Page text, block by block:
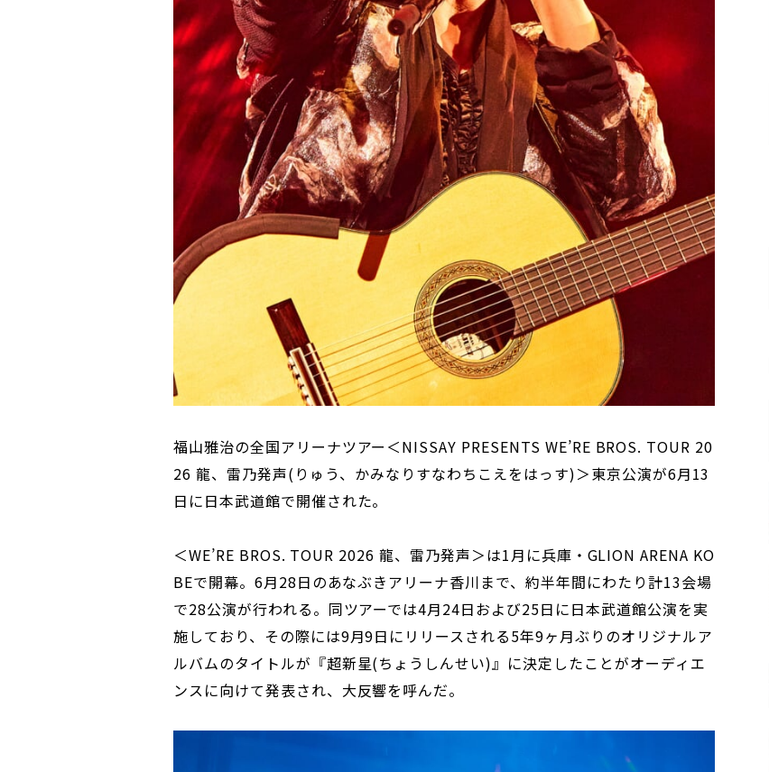
福山雅治の全国アリーナツアー＜NISSAY PRESENTS WE’RE BROS. TOUR 20
26 龍、雷乃発声(りゅう、かみなりすなわちこえをはっす)＞東京公演が6月13
日に日本武道館で開催された。
＜WE’RE BROS. TOUR 2026 龍、雷乃発声＞は1月に兵庫・GLION ARENA KO
BEで開幕。6月28日のあなぶきアリーナ香川まで、約半年間にわたり計13会場
で28公演が行われる。同ツアーでは4月24日および25日に日本武道館公演を実
施しており、その際には9月9日にリリースされる5年9ヶ月ぶりのオリジナルア
ルバムのタイトルが『超新星(ちょうしんせい)』に決定したことがオーディエ
ンスに向けて発表され、大反響を呼んだ。